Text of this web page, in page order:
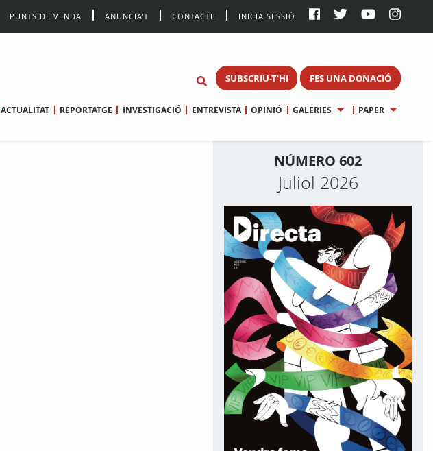
PUNTS DE VENDA ANUNCIA’T CONTACTE INICIA SESSIÓ
SUBSCRIU-T'HI FES UNA DONACIÓ
ACTUALITAT REPORTATGE INVESTIGACIÓ ENTREVISTA OPINIÓ GALERIES PAPER
NÚMERO 602
Juliol 2026